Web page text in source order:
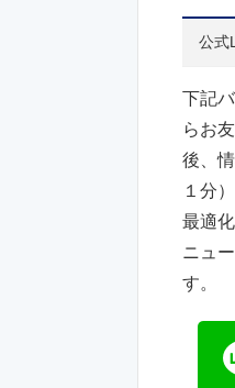
公式
下記
らお
後、
１分
最適
ニュ
す。